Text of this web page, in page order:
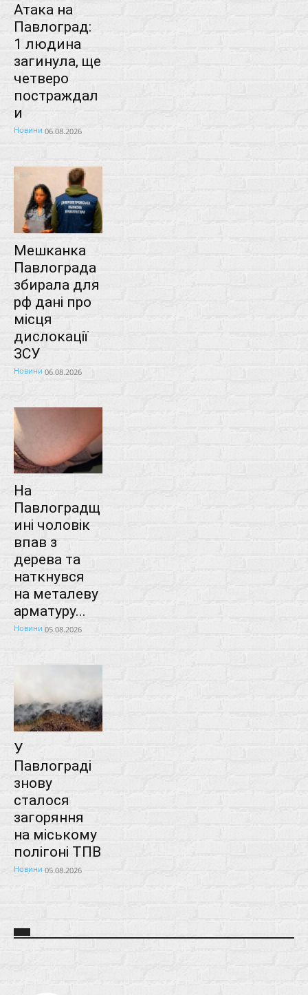
Атака на
Павлоград:
1 людина
загинула, ще
четверо
постраждал
и
Новини 06.08.2026
Мешканка
Павлограда
збирала для
рф дані про
місця
дислокації
ЗСУ
Новини 06.08.2026
На
Павлоградщ
ині чоловік
впав з
дерева та
наткнувся
на металеву
арматуру...
Новини 05.08.2026
У
Павлограді
знову
сталося
загоряння
на міському
полігоні ТПВ
Новини 05.08.2026